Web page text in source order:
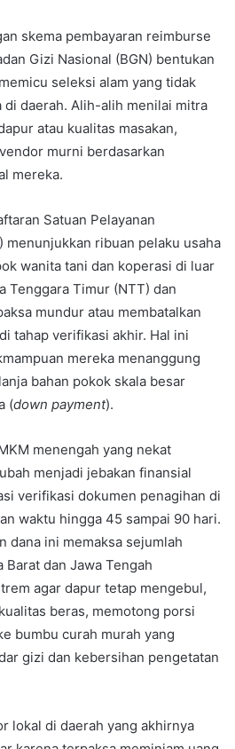
skema pembayaran reimburse
Gizi Nasional (BGN) bentukan
seleksi alam yang tidak
di daerah. Alih-alih menilai mitra
atau kualitas masakan,
murni berdasarkan
mereka.
Satuan Pelayanan
menunjukkan ribuan pelaku usaha
wanita tani dan koperasi di luar
Tenggara Timur (NTT) dan
mundur atau membatalkan
tahap verifikasi akhir. Hal ini
mereka menanggung
bahan pokok skala besar
(down payment).
menengah yang nekat
menjadi jebakan finansial
verifikasi dokumen penagihan di
waktu hingga 45 sampai 90 hari.
dana ini memaksa sejumlah
Barat dan Jawa Tengah
agar dapur tetap mengebul,
beras, memotong porsi
bumbu curah murah yang
gizi dan kebersihan pengetatan
lokal di daerah yang akhirnya